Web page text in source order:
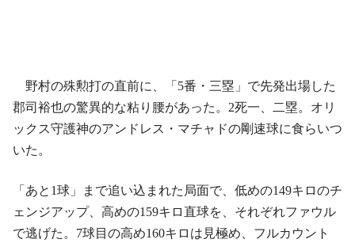
野村の殊勲打の直前に、「5番・三塁」で先発出場した
郡司裕也の驚異的な粘り腰があった。2死一、二塁。オリ
ックス守護神のアンドレス・マチャドの剛速球に食らいつ
いた。
「あと1球」まで追い込まれた局面で、低めの149キロのチ
ェンジアップ、高めの159キロ直球を、それぞれファウル
で逃げた。7球目の高め160キロは見極め、フルカウント